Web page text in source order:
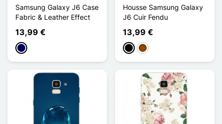
Samsung Galaxy J6 Case
Fabric & Leather Effect
13,99 €
Azul marinho
Housse Samsung Galaxy
J6 Cuir Fendu
13,99 €
PretoCastanho